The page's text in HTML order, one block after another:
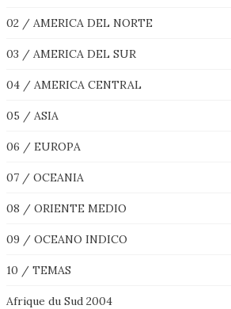
02 / AMERICA DEL NORTE
03 / AMERICA DEL SUR
04 / AMERICA CENTRAL
05 / ASIA
06 / EUROPA
07 / OCEANIA
08 / ORIENTE MEDIO
09 / OCEANO INDICO
10 / TEMAS
Afrique du Sud 2004